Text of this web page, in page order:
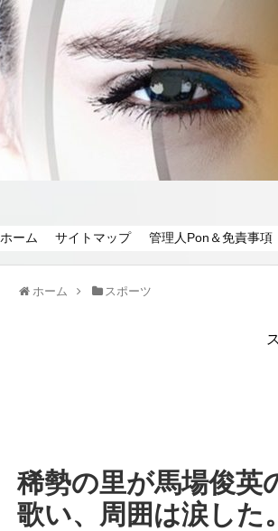
ホーム サイトマップ 管理人Pon＆免責事項
ホーム スポーツ
稀勢の里が馬場俊英
歌い、周囲は涙した。